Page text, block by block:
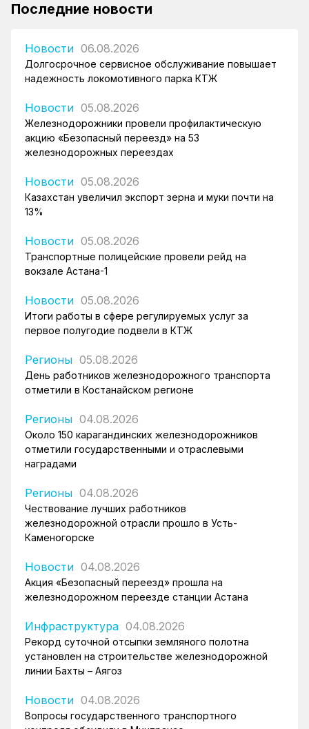
Последние новости
Новости 06.08.2026
Долгосрочное сервисное обслуживание повышает
надежность локомотивного парка КТЖ
Новости 05.08.2026
Железнодорожники провели профилактическую
акцию «Безопасный переезд» на 53
железнодорожных переездах
Новости 05.08.2026
Казахстан увеличил экспорт зерна и муки почти на
13%
Новости 05.08.2026
Транспортные полицейские провели рейд на
вокзале Астана-1
Новости 05.08.2026
Итоги работы в сфере регулируемых услуг за
первое полугодие подвели в КТЖ
Регионы 05.08.2026
День работников железнодорожного транспорта
отметили в Костанайском регионе
Регионы 04.08.2026
Около 150 карагандинских железнодорожников
отметили государственными и отраслевыми
наградами
Регионы 04.08.2026
Чествование лучших работников
железнодорожной отрасли прошло в Усть-
Каменогорске
Новости 04.08.2026
Акция «Безопасный переезд» прошла на
железнодорожном переезде станции Астана
Инфраструктура 04.08.2026
Рекорд суточной отсыпки земляного полотна
установлен на строительстве железнодорожной
линии Бахты – Аягоз
Новости 04.08.2026
Вопросы государственного транспортного